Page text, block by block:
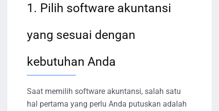
1. Pilih software akuntansi
yang sesuai dengan
kebutuhan Anda
Saat memilih software akuntansi, salah satu
hal pertama yang perlu Anda putuskan adalah